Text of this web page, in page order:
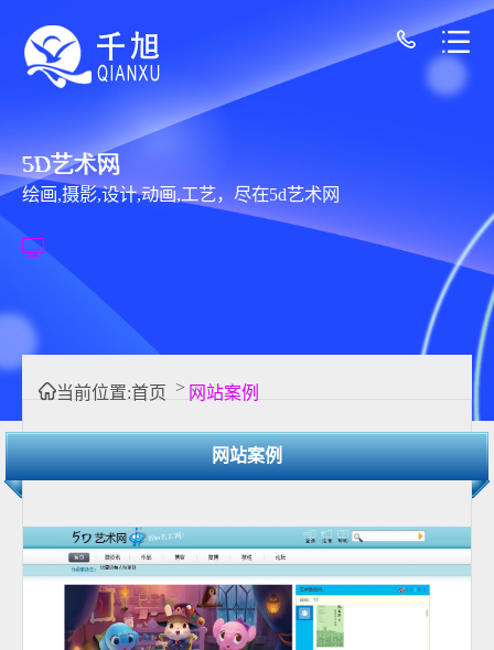
5D艺术网
绘画,摄影,设计,动画,工艺，尽在5d艺术网
当前位置:首页 > 网站案例
网站案例